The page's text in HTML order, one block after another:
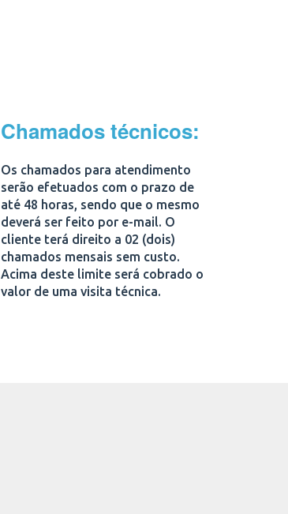
Chamados técnicos:
Os chamados para atendimento
serão efetuados com o prazo de
até 48 horas, sendo que o mesmo
deverá ser feito por e-mail. O
cliente terá direito a 02 (dois)
chamados mensais sem custo.
Acima deste limite será cobrado o
valor de uma visita técnica.